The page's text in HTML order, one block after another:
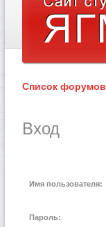
Список форумов
Вход
Имя пользователя:
Пароль: